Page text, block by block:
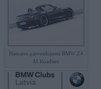
Hamann pārveidojumi BMW Z4
M Roadster